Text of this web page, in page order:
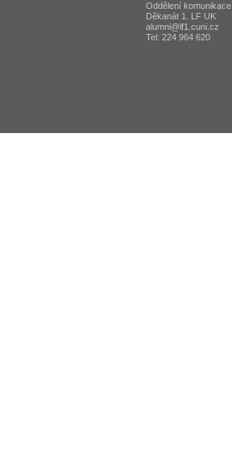
Oddělení komunikace
Děkanát 1. LF UK
alumni@lf1.cuni.cz
Tel: 224 964 620